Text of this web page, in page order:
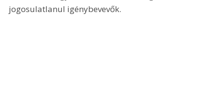
jogosulatlanul igénybevevők.